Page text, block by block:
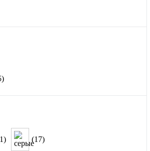
(17)